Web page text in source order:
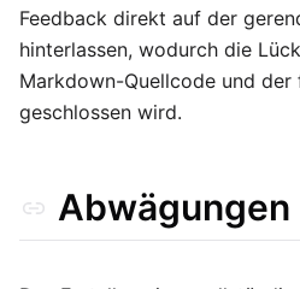
Feedback direkt auf der
hinterlassen, wodurch die
Markdown-Quellcode und der
geschlossen wird.
Abwägungen